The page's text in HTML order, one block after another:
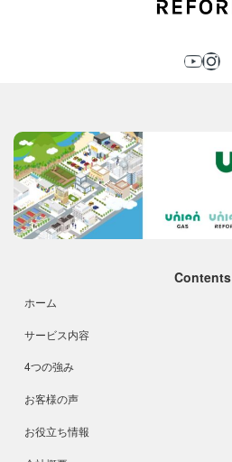
Contents
ホーム
サービス内容
4つの強み
お客様の声
お役立ち情報